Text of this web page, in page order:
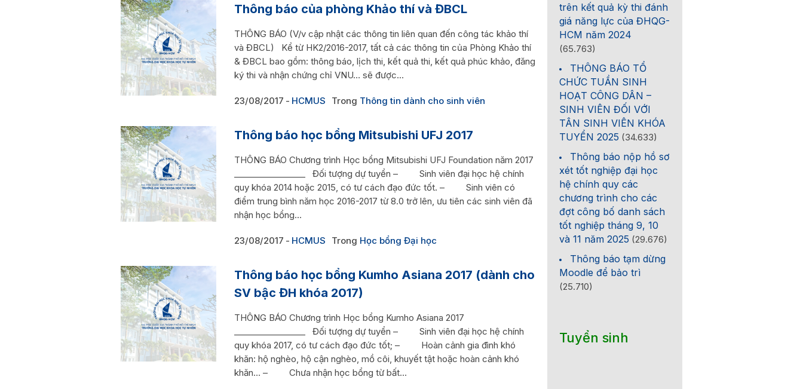
Thông báo của phòng Khảo thí và ĐBCL
THÔNG BÁO (V/v cập nhật các thông tin liên quan đến công tác khảo thí
và ĐBCL) Kể từ HK2/2016-2017, tất cả các thông tin của Phòng Khảo thí
& ĐBCL bao gồm: thông báo, lịch thi, kết quả thi, kết quả phúc khảo, đăng
ký thi và nhận chứng chỉ VNU… sẽ được...
23/08/2017 HCMUS Trong Thông tin dành cho sinh viên
Thông báo học bổng Mitsubishi UFJ 2017
THÔNG BÁO Chương trình Học bổng Mitsubishi UFJ Foundation năm 2017
_________________ Đối tượng dự tuyển – Sinh viên đại học hệ chính
quy khóa 2014 hoặc 2015, có tư cách đạo đức tốt. – Sinh viên có
điểm trung bình năm học 2016-2017 từ 8.0 trở lên, ưu tiên các sinh viên đã
nhận học bổng...
23/08/2017 HCMUS Trong Học bổng Đại học
Thông báo học bổng Kumho Asiana 2017 (dành cho
SV bậc ĐH khóa 2017)
THÔNG BÁO Chương trình Học bổng Kumho Asiana 2017
_________________ Đối tượng dự tuyển – Sinh viên đại học hệ chính
quy khóa 2017, có tư cách đạo đức tốt; – Hoàn cảnh gia đình khó
khăn: hộ nghèo, hộ cận nghèo, mồ côi, khuyết tật hoặc hoàn cảnh khó
khăn… – Chưa nhận học bổng từ bất...
trên kết quả kỳ thi đánh
giá năng lực của ĐHQG-
HCM năm 2024
(65.763)
THÔNG BÁO TỔ
CHỨC TUẦN SINH
HOẠT CÔNG DÂN –
SINH VIÊN ĐỐI VỚI
TÂN SINH VIÊN KHÓA
TUYỂN 2025 (34.633)
Thông báo nộp hồ sơ
xét tốt nghiệp đại học
hệ chính quy các
chương trình cho các
đợt công bố danh sách
tốt nghiệp tháng 9, 10
và 11 năm 2025 (29.676)
Thông báo tạm dừng
Moodle để bảo trì
(25.710)
Tuyển sinh